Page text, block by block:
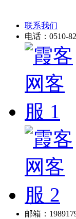
联系我们
电话：0510-
邮箱：